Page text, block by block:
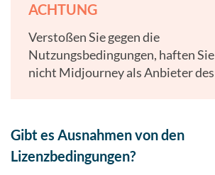
ACHTUNG
Verstoßen Sie gegen die
Nutzungsbedingungen, haften
nicht Midjourney als Anbieter
Gibt es Ausnahmen von den
Lizenzbedingungen?